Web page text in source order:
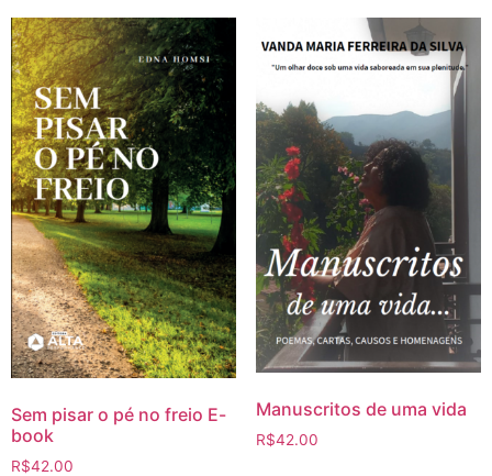
Sem pisar o pé no freio E-
book
R$42.00
Manuscritos de uma vida
R$42.00